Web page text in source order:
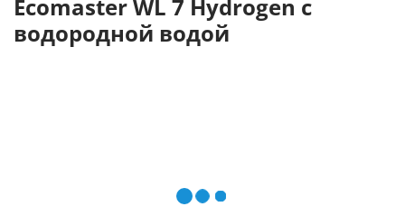
Ecomaster WL 7 Hydrogen с
водородной водой